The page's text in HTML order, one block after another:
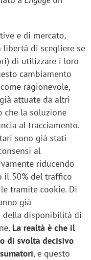
e di mercato,
libertà di scegliere se
di utilizzare i loro
cambiamento
ragionevole,
attuate da altri
che la soluzione
al tracciamento.
sono già stati
al
riducendo
il 50% del traffico
tramite cookie. Di
già
della disponibilità di
La realtà è che il
di svolta decisivo
, e questo